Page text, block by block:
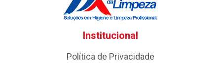
Institucional
Política de Privacidade